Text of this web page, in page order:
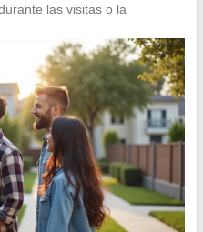
las visitas o la